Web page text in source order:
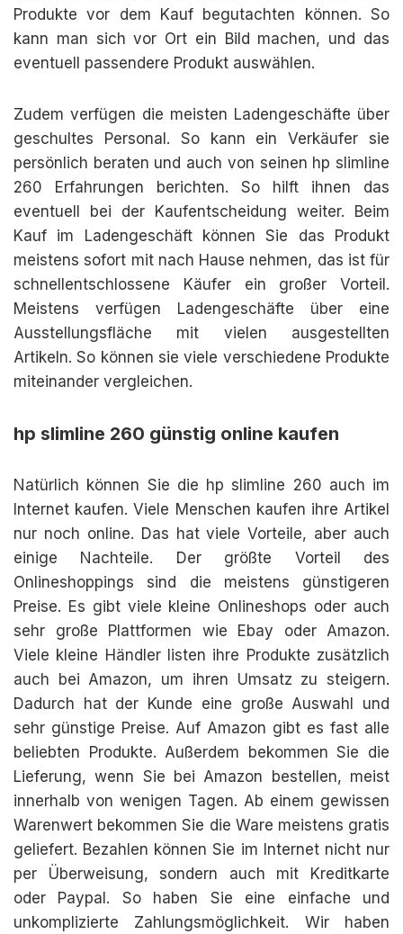
Produkte vor dem Kauf begutachten können. So
kann man sich vor Ort ein Bild machen, und das
eventuell passendere Produkt auswählen.
Zudem verfügen die meisten Ladengeschäfte über
geschultes Personal. So kann ein Verkäufer sie
persönlich beraten und auch von seinen hp slimline
260 Erfahrungen berichten. So hilft ihnen das
eventuell bei der Kaufentscheidung weiter. Beim
Kauf im Ladengeschäft können Sie das Produkt
meistens sofort mit nach Hause nehmen, das ist für
schnellentschlossene Käufer ein großer Vorteil.
Meistens verfügen Ladengeschäfte über eine
Ausstellungsfläche mit vielen ausgestellten
Artikeln. So können sie viele verschiedene Produkte
miteinander vergleichen.
hp slimline 260 günstig online kaufen
Natürlich können Sie die hp slimline 260 auch im
Internet kaufen. Viele Menschen kaufen ihre Artikel
nur noch online. Das hat viele Vorteile, aber auch
einige Nachteile. Der größte Vorteil des
Onlineshoppings sind die meistens günstigeren
Preise. Es gibt viele kleine Onlineshops oder auch
sehr große Plattformen wie Ebay oder Amazon.
Viele kleine Händler listen ihre Produkte zusätzlich
auch bei Amazon, um ihren Umsatz zu steigern.
Dadurch hat der Kunde eine große Auswahl und
sehr günstige Preise. Auf Amazon gibt es fast alle
beliebten Produkte. Außerdem bekommen Sie die
Lieferung, wenn Sie bei Amazon bestellen, meist
innerhalb von wenigen Tagen. Ab einem gewissen
Warenwert bekommen Sie die Ware meistens gratis
geliefert. Bezahlen können Sie im Internet nicht nur
per Überweisung, sondern auch mit Kreditkarte
oder Paypal. So haben Sie eine einfache und
unkomplizierte Zahlungsmöglichkeit. Wir haben